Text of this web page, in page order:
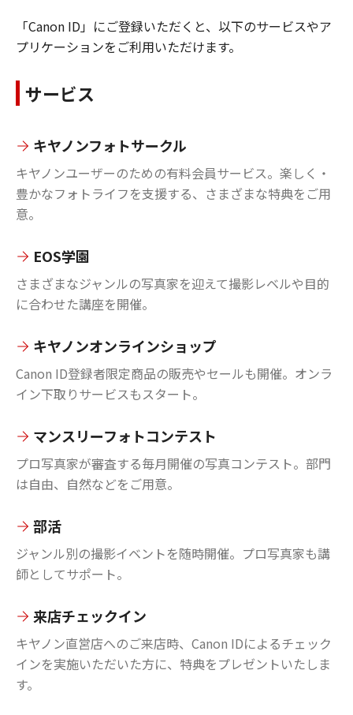
「Canon ID」にご登録いただくと、以下のサービスやア
プリケーションをご利用いただけます。
サービス
キヤノンフォトサークル
キヤノンユーザーのための有料会員サービス。楽しく・
豊かなフォトライフを支援する、さまざまな特典をご用
意。
EOS学園
さまざまなジャンルの写真家を迎えて撮影レベルや目的
に合わせた講座を開催。
キヤノンオンラインショップ
Canon ID登録者限定商品の販売やセールも開催。オンラ
イン下取りサービスもスタート。
マンスリーフォトコンテスト
プロ写真家が審査する毎月開催の写真コンテスト。部門
は自由、自然などをご用意。
部活
ジャンル別の撮影イベントを随時開催。プロ写真家も講
師としてサポート。
来店チェックイン
キヤノン直営店へのご来店時、Canon IDによるチェック
インを実施いただいた方に、特典をプレゼントいたしま
す。